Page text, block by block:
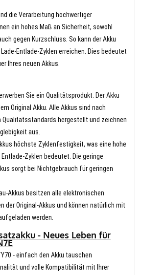
die Verarbeitung hochwertiger
ein hohes Maß an Sicherheit, sowohl
gegen Kurzschluss. So kann der Akku
Entlade-Zyklen erreichen. Dies bedeutet
Ihres neuen Akkus.
Sie ein Qualitätsprodukt. Der Akku
Original Akku. Alle Akkus sind nach
Qualitätsstandards hergestellt und zeichnen
aus.
höchste Zyklenfestigkeit, was eine hohe
Zyklen bedeutet. Die geringe
sorgt bei Nichtgebrauch für geringen
Akkus besitzen alle elektronischen
der Original-Akkus und können natürlich mit
werden.
- Neues Leben für
- einfach den Akku tauschen
und volle Kompatibilität mit Ihrer